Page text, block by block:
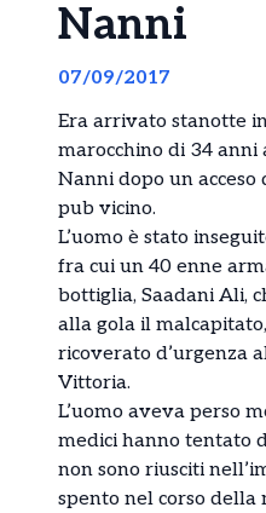
Nanni
07/09/2017
Era arrivato stanotte
marocchino di 34
Nanni dopo un
pub vicino.
L’uomo è stato
fra cui un 40 enne
bottiglia, Saadani Ali,
alla gola il
ricoverato d’urgenza
Vittoria.
L’uomo aveva perso
medici hanno tentato
non sono riusciti
spento nel corso della